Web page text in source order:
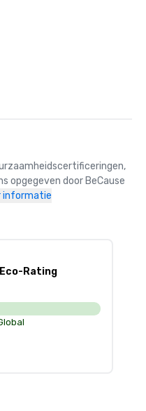
opgegeven door BeCause
informatie
Eco-Rating